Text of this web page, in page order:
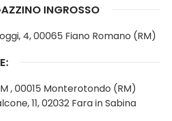
INGROSSO
4, 00065 Fiano Romano (RM)
, 00015 Monterotondo (RM)
11, 02032 Fara in Sabina